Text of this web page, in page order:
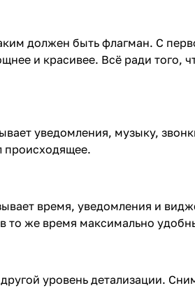
должен быть флагман. С
и красивее. Всё ради того,
уведомления, музыку,
происходящее.
время, уведомления и
то же время максимально
уровень детализации.